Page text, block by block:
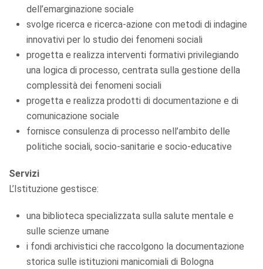
dell’emarginazione sociale
svolge ricerca e ricerca-azione con metodi di indagine
innovativi per lo studio dei fenomeni sociali
progetta e realizza interventi formativi privilegiando
una logica di processo, centrata sulla gestione della
complessità dei fenomeni sociali
progetta e realizza prodotti di documentazione e di
comunicazione sociale
fornisce consulenza di processo nell’ambito delle
politiche sociali, socio-sanitarie e socio-educative
Servizi
L’Istituzione gestisce:
una biblioteca specializzata sulla salute mentale e
sulle scienze umane
i fondi archivistici che raccolgono la documentazione
storica sulle istituzioni manicomiali di Bologna